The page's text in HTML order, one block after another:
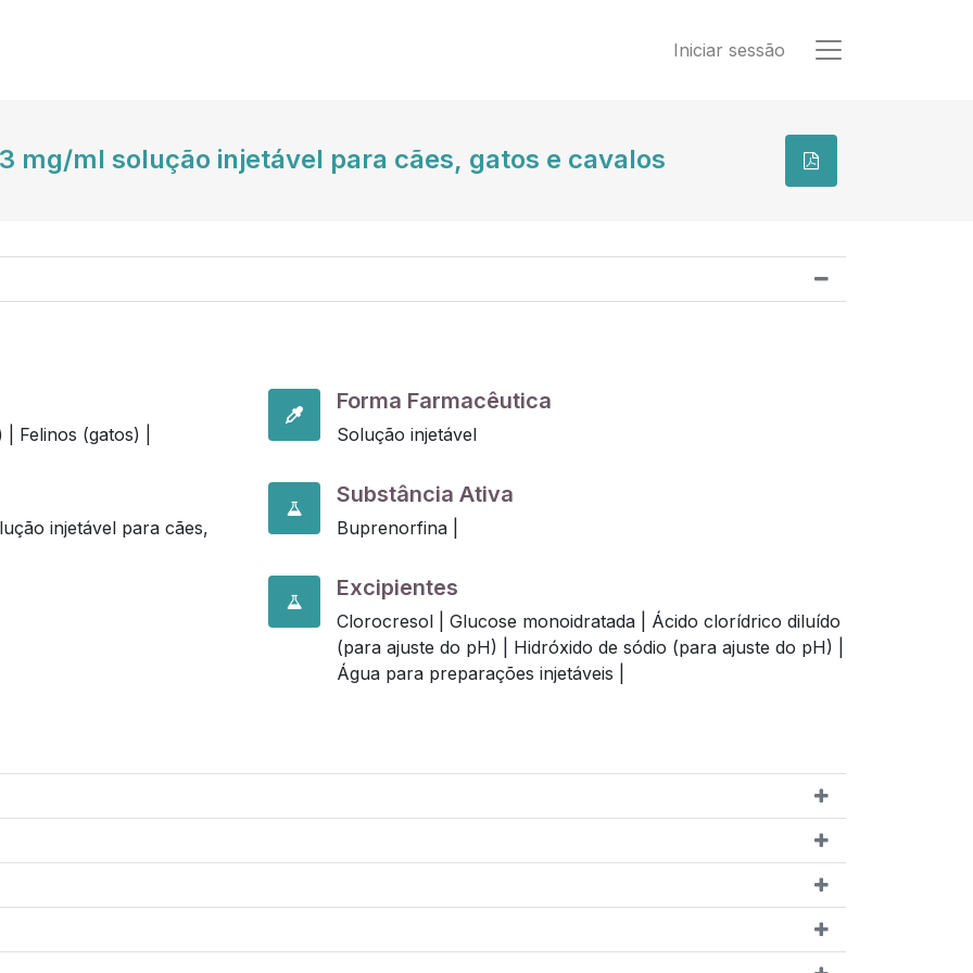
Iniciar sessão
mg/ml solução injetável para cães, gatos e cavalos
| Felinos (gatos) |
injetável para cães,
Forma Farmacêutica
Solução injetável
Substância Ativa
Buprenorfina |
Excipientes
Clorocresol | Glucose monoidratada | Ácido clorídrico diluído
(para ajuste do pH) | Hidróxido de sódio (para ajuste do pH) |
Água para preparações injetáveis |